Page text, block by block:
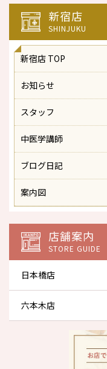
新宿店
SHINJUKU
新宿店 TOP
お知らせ
スタッフ
中医学講師
ブログ日記
案内図
店舗案内
STORE GUIDE
日本橋店
六本木店